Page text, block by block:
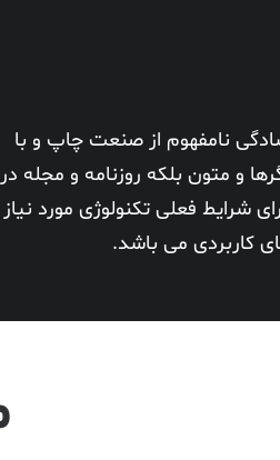
نامفهوم از صنعت چاپ و با
و متون بلکه روزنامه و مجله در
شرایط فعلی تکنولوژی مورد
کاربردی می باشد.